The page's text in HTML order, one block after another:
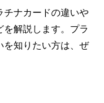
チナカードの違いや
を解説します。プラ
を知りたい方は、ぜ